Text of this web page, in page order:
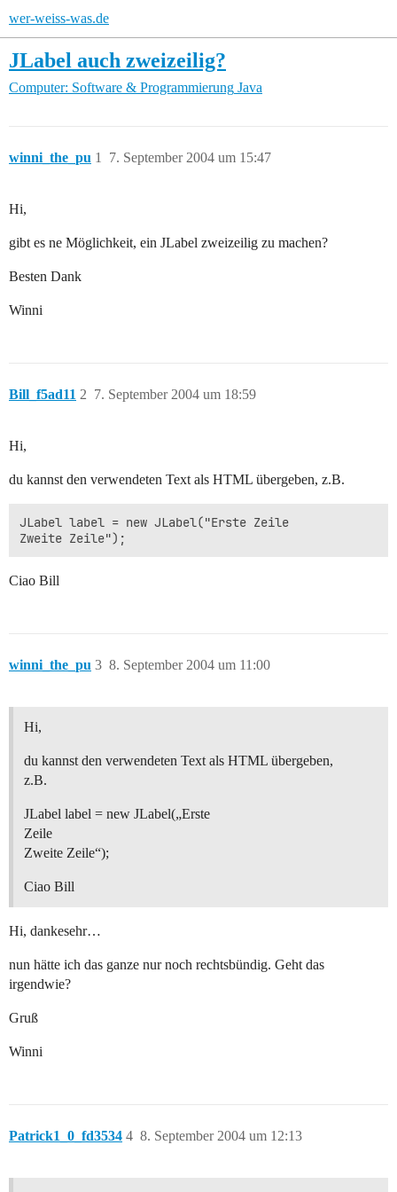
wer-weiss-was.de
JLabel auch zweizeilig?
Computer: Software & Programmierung Java
winni_the_pu 7. September 2004 um 15:47
1
Hi,
gibt es ne Möglichkeit, ein JLabel zweizeilig zu machen?
Besten Dank
Winni
Bill_f5ad11 7. September 2004 um 18:59
2
Hi,
du kannst den verwendeten Text als HTML übergeben, z.B.
JLabel label = new JLabel("Erste Zeile
Ciao Bill
winni_the_pu 8. September 2004 um 11:00
3
Hi,
du kannst den verwendeten Text als HTML übergeben,
z.B.
JLabel label = new JLabel(„Erste
Zeile
Zweite Zeile“);
Ciao Bill
Hi, dankesehr…
nun hätte ich das ganze nur noch rechtsbündig. Geht das
irgendwie?
Gruß
Winni
Patrick1_0_fd3534 8. September 2004 um 12:13
4